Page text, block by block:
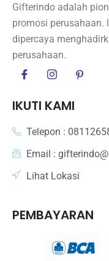
Gifterindo adalah
promosi perusahaan.
dipercaya
perusahaan.
IKUTI KAMI
Telepon :
Email :
Lihat Lokasi
PEMBAYARAN